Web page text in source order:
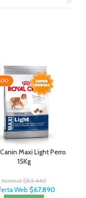
Maxi Light Perro
15Kg
Normal$83.440
Web $67.890